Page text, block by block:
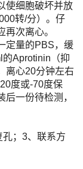
使细胞破坏并放
转/分）。仔
次离心。
定量的PBS，缓
Aprotinin（抑
离心20分钟左右
度或-70度保
一份待检测，
；3、联系方